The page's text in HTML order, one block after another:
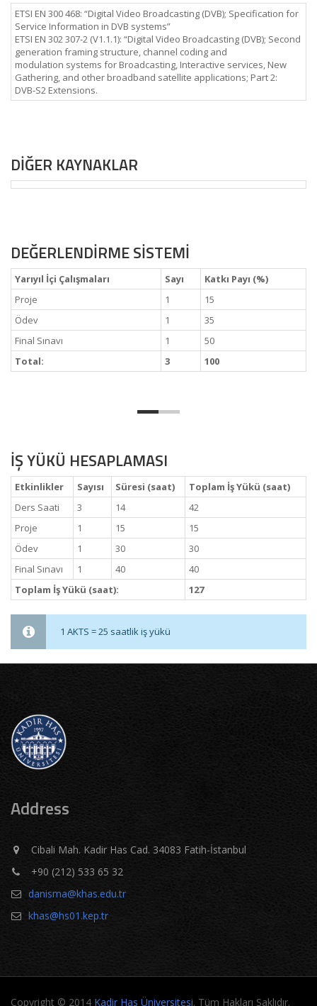
ETSI EN 300 468: “Digital Video Broadcasting (DVB); Specification for
Service Information in DVB systems”
ETSI EN 302 307-2 (V1.1.1): “Digital Video Broadcasting (DVB); Second
generation framing structure, channel coding and
modulation systems for Broadcasting, Interactive services, New
Gathering, and other broadband satellite applications; Part 2:
DVB-S2 Extensions.
DİĞER KAYNAKLAR
DEĞERLENDİRME SİSTEMİ
Yarıyıl İçi Çalışmaları Sayı
Katkı Payı (%)
Proje
1
15
Ödev
1
35
Final Sınavı
1
50
Total:
3 100
İŞ YÜKÜ HESAPLAMASI
Etkinlikler Sayısı Süresi (saat)
Toplam İş Yükü (saat)
Ders Saati
3 14
42
Proje
1 15
15
Ödev
1 30
30
Final Sınavı
1 40
40
Toplam İş Yükü (saat):
127
1 AKTS = 25 saatlik iş yükü
Address
Cibali Mah. Kadir Has Cad. 34083 Fatih-İstanbul
+90 (212) 533 65 32
danisma@khas.edu.tr
khas@hs01.kep.tr
Copyright © 2014 Kadir Has Üniversitesi. Tüm Hakları Saklıdır.